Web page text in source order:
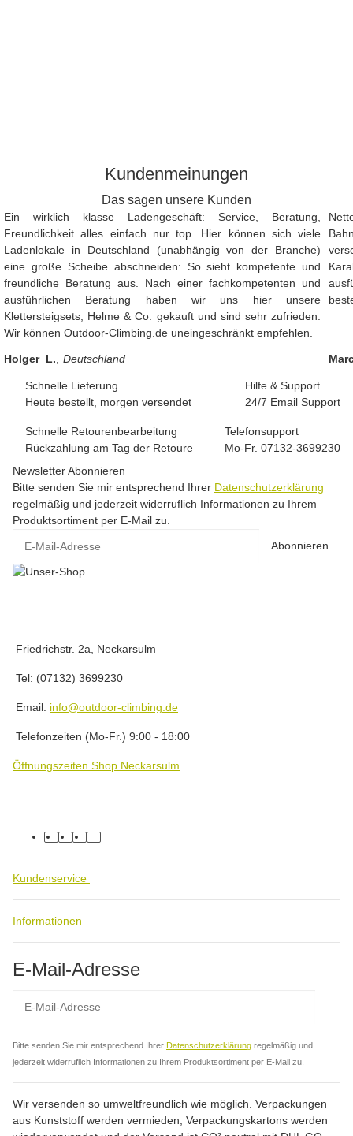
Kundenmeinungen
Das sagen unsere Kunden
Ein wirklich klasse Ladengeschäft: Service, Beratung,
Freundlichkeit alles einfach nur top. Hier können sich viele
Ladenlokale in Deutschland (unabhängig von der Branche)
eine große Scheibe abschneiden: So sieht kompetente und
freundliche Beratung aus. Nach einer fachkompetenten und
ausführlichen Beratung haben wir uns hier unsere
Klettersteigsets, Helme & Co. gekauft und sind sehr zufrieden.
Wir können Outdoor-Climbing.de uneingeschränkt empfehlen.
Holger L. Deutschland
Schnelle Lieferung
Heute bestellt, morgen versendet
Hilfe & Support
24/7 Email Support
Schnelle Retourenbearbeitung
Rückzahlung am Tag der Retoure
Telefonsupport
Mo-Fr. 07132-3699230
Newsletter Abonnieren
Bitte senden Sie mir entsprechend Ihrer Datenschutzerklärung
regelmäßig und jederzeit widerruflich Informationen zu Ihrem
Produktsortiment per E-Mail zu.
Abonnieren
Friedrichstr. 2a, Neckarsulm
Tel: (07132) 3699230
Email: info@outdoor-climbing.de
Telefonzeiten (Mo-Fr.) 9:00 - 18:00
Öffnungszeiten Shop Neckarsulm
facebook
youtube
instagram
tiktok
Kundenservice
Informationen
E-Mail-Adresse
Bitte senden Sie mir entsprechend Ihrer Datenschutzerklärung regelmäßig und
jederzeit widerruflich Informationen zu Ihrem Produktsortiment per E-Mail zu.
Wir versenden so umweltfreundlich wie möglich. Verpackungen
aus Kunststoff werden vermieden, Verpackungskartons werden